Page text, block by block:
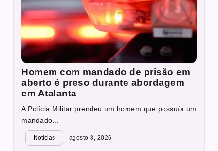
Homem com mandado de prisão em
aberto é preso durante abordagem
em Atalanta
A Polícia Militar prendeu um homem que possuía um
mandado...
Notícias agosto 8, 2026